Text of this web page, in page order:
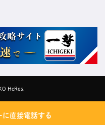
HeRos.
に直接電話する